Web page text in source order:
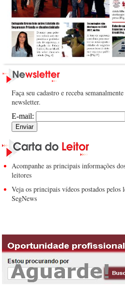
Faça seu cadastro e receba semanalmente
newsletter.
E-mail:
Acompanhe as principais informações
leitores
Veja os principais vídeos postados pelos
SegNews